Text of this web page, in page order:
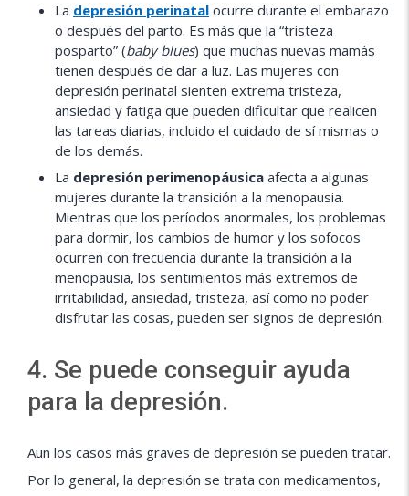
La depresión perinatal ocurre durante el embarazo
o después del parto. Es más que la “tristeza
posparto” (baby blues) que muchas nuevas mamás
tienen después de dar a luz. Las mujeres con
depresión perinatal sienten extrema tristeza,
ansiedad y fatiga que pueden dificultar que realicen
las tareas diarias, incluido el cuidado de sí mismas o
de los demás.
La depresión perimenopáusica afecta a algunas
mujeres durante la transición a la menopausia.
Mientras que los períodos anormales, los problemas
para dormir, los cambios de humor y los sofocos
ocurren con frecuencia durante la transición a la
menopausia, los sentimientos más extremos de
irritabilidad, ansiedad, tristeza, así como no poder
disfrutar las cosas, pueden ser signos de depresión.
4. Se puede conseguir ayuda
para la depresión.
Aun los casos más graves de depresión se pueden tratar.
Por lo general, la depresión se trata con medicamentos,